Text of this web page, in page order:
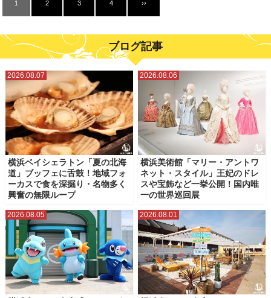
1 2 3 4 ››
ブログ記事
2026.08.07
横浜ベイシェラトン「夏の北海
道」ブッフェに舌鼓！地域フォ
ーカスで食を深掘り・名物多く
興奮の無限ループ
2026.08.06
横浜美術館「マリー・アントワ
ネット・スタイル」王妃のドレ
スや宝飾など一挙公開！国内唯
一の世界巡回展
2026.08.05 2026.08.01